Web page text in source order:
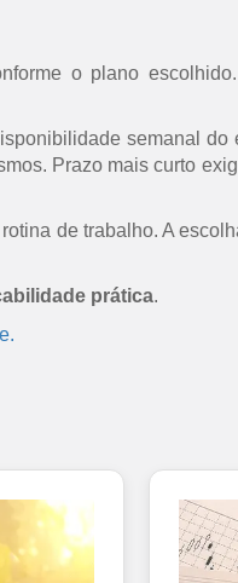
o plano
semanal do
Prazo mais curto
de trabalho. A
prática.